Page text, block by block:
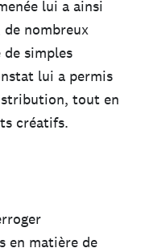
lui a ainsi
nombreux
simples
lui a permis
tout en
créatifs.
en matière de